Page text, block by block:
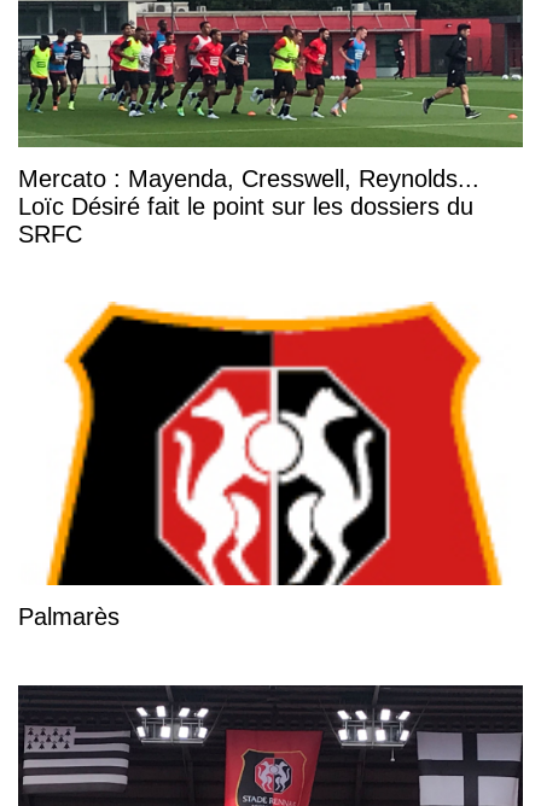
Mercato : Mayenda, Cresswell, Reynolds...
Loïc Désiré fait le point sur les dossiers du
SRFC
Palmarès